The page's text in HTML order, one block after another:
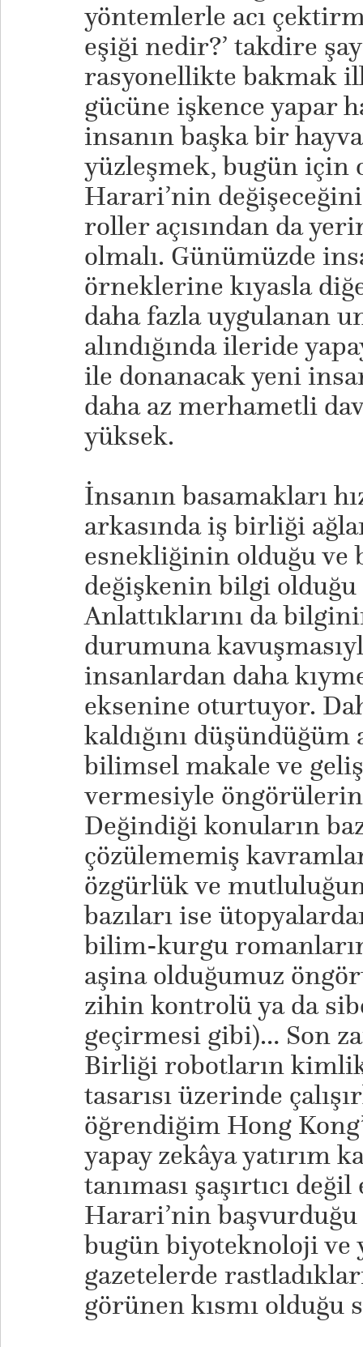
yöntemlerle acı
eşiği nedir?’ takdire
rasyonellikte bakmak
gücüne işkence yapar
insanın başka bir
yüzleşmek, bugün için
Harari’nin
roller açısından da
olmalı. Günümüzde
örneklerine kıyasla
daha fazla uygulanan
alındığında ileride
ile donanacak yeni
daha az merhametli
yüksek.
İnsanın basamakları
arkasında iş birliği
esnekliğinin olduğu ve
değişkenin bilgi
Anlattıklarını da
durumuna
insanlardan daha
eksenine oturtuyor.
kaldığını
bilimsel makale ve
vermesiyle
Değindiği konuların
çözülememiş
özgürlük ve
bazıları ise
bilim-kurgu
aşina olduğumuz
zihin kontrolü ya da
geçirmesi gibi)… Son
Birliği robotların
tasarısı üzerinde
öğrendiğim Hong
yapay zekâya yatırım
tanıması şaşırtıcı
Harari’nin başvurduğu
bugün biyoteknoloji ve
gazetelerde
görünen kısmı olduğu